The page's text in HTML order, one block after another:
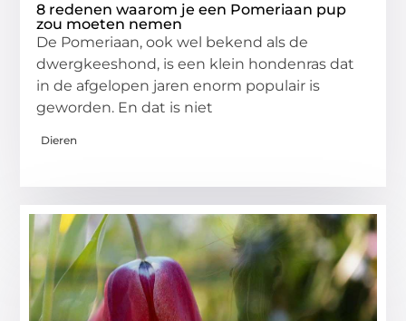
8 redenen waarom je een Pomeriaan pup
zou moeten nemen
De Pomeriaan, ook wel bekend als de
dwergkeeshond, is een klein hondenras dat
in de afgelopen jaren enorm populair is
geworden. En dat is niet
Dieren